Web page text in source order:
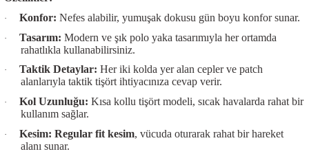
· Konfor: Nefes alabilir, yumuşak dokusu gün boyu konfor sunar.
· Tasarım: Modern ve şık polo yaka tasarımıyla her ortamda
rahatlıkla kullanabilirsiniz.
· Taktik Detaylar: Her iki kolda yer alan cepler ve patch
alanlarıyla taktik tişört ihtiyacınıza cevap verir.
· Kol Uzunluğu: Kısa kollu tişört modeli, sıcak havalarda rahat bir
kullanım sağlar.
· Kesim: Regular fit kesim, vücuda oturarak rahat bir hareket
alanı sunar.